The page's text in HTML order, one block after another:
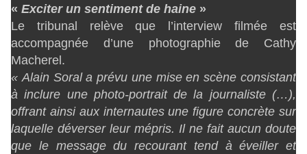
« Exciter un sentiment de haine »
Le tribunal relève que l’interview filmée est
accompagnée d’une photographie de Cathy
Macherel.
« Alain Soral a prévu une mise en scène consistant
à inclure une photo-portrait de la journaliste (…),
offrant ainsi aux internautes une figure concrète sur
laquelle déverser leur mépris. Il ne fait aucun doute
que le message du recourant tend à éveiller et